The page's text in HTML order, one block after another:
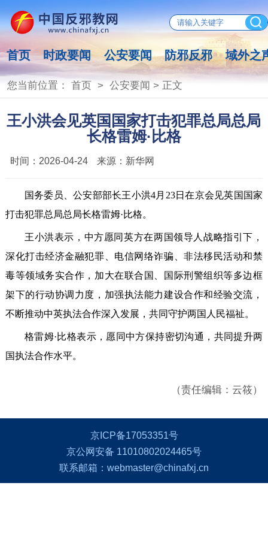
首页 时政要闻 公安要闻 防邪反邪 域外之
您当前位置： 首页> 公安要闻 > 正文
王小洪会见英国国家打击犯罪总局总局
长格雷姆·比格
时间： 2026-04-24 来源： 新华网
国务委员、公安部部长王小洪4月23日在京会见英国国家
打击犯罪总局总局长格雷姆·比格。
王小洪表示，中方愿同英方在两国领导人战略指引下，
深化打击经济金融犯罪、电信网络诈骗、非法移民活动和禁
毒等领域务实合作，加大在联合国、国际刑警组织等多边框
架下的行动协调力度，加强执法能力建设合作和经验交流，
不断推动中英执法合作深入发展，共同守护两国人民福祉。
格雷姆·比格表示，愿同中方保持密切沟通，共同提升两
国执法合作水平。
（责任编辑：云筱）
京ICP备17053351号
京公网安备 11010802024465号
联系邮箱：webmaster@chinafxj.cn